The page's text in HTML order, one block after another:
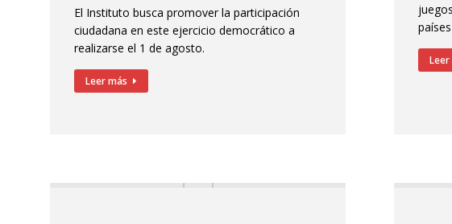
El Instituto busca promover la participación
ciudadana en este ejercicio democrático a
realizarse el 1 de agosto.
Leer más
Leer